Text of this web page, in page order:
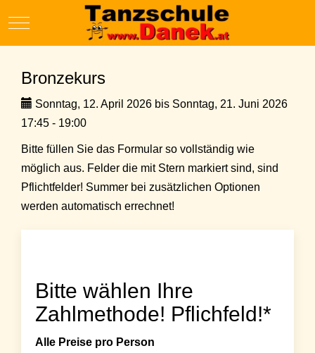
Mobile Menu Toggle
Bronzekurs
Sonntag, 12. April 2026 bis Sonntag, 21. Juni 2026
17:45 - 19:00
Bitte füllen Sie das Formular so vollständig wie
möglich aus. Felder die mit Stern markiert sind, sind
Pflichtfelder! Summer bei zusätzlichen Optionen
werden automatisch errechnet!
Bitte wählen Ihre
Zahlmethode! Pflichfeld!*
Alle Preise pro Person